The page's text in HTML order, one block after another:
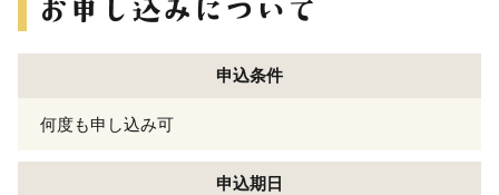
申込条件
何度も申し込み可
申込期日